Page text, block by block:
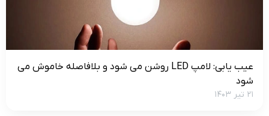
عیب یابی: لامپ LED روشن می شود و بلافاصله خاموش می
شود
۲۱ تیر ۱۴۰۳